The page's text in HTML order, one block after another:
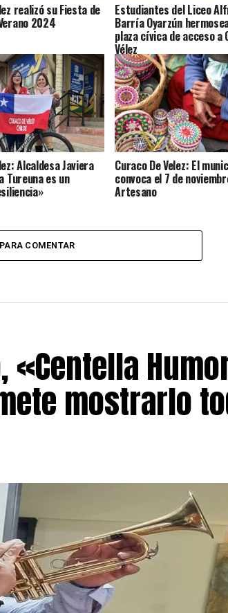
realizó su Fiesta de
2024
Estudiantes del Liceo
Barría Oyarzún
plaza cívica de acceso a
Vélez
Alcaldesa Javiera
Tureuna es un
Curaco De Velez: El
convoca el 7 de
Artesano
COMENTAR
«Centella
mostrarlo